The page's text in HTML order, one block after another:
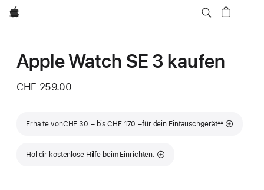
Apple
Apple Watch SE 3 kaufen
CHF 259.00
Erhalte vonCHF 30.– bis CHF 170.–für dein Eintauschgerät
Fußnote
∆∆
Hol dir kostenlose Hilfe beim Einrichten.